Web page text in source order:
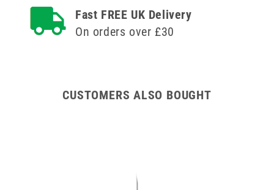
(IPA)
единична
Fast FREE UK Delivery
On orders over £30
CUSTOMERS ALSO BOUGHT